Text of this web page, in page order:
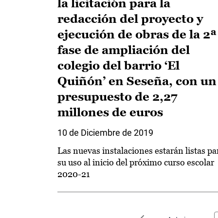
la licitación para la
redacción del proyecto y
ejecución de obras de la 2ª
fase de ampliación del
colegio del barrio ‘El
Quiñón’ en Seseña, con un
presupuesto de 2,27
millones de euros
10 de Diciembre de 2019
Las nuevas instalaciones estarán listas
su uso al inicio del próximo curso escolar
2020-21